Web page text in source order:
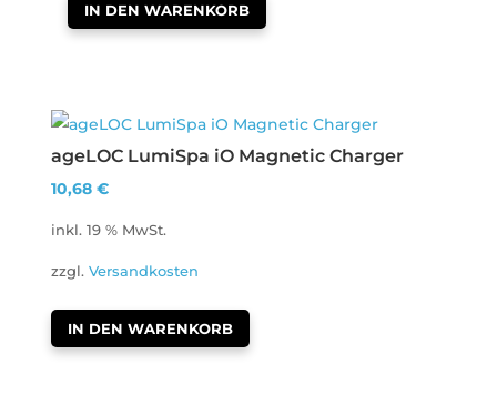
IN DEN WARENKORB
ageLOC LumiSpa iO Magnetic Charger
10,68€
inkl. 19 % MwSt.
zzgl.Versandkosten
IN DEN WARENKORB